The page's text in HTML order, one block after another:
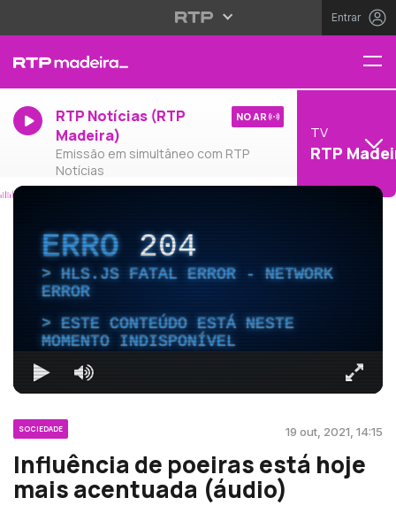
Entrar
RTP Notícias (RTP
Madeira)
Emissão em simultâneo com RTP
Notícias
NO AR
TV
RTP
ERRO204
HLS.JS FATAL ERROR - NETWORK
ERROR
ESTE CONTEÚDO ESTÁ NESTE
MOMENTO INDISPONÍVEL
SOCIEDADE 19 out, 2021, 14:15
Influência de poeiras está hoje
mais acentuada (áudio)